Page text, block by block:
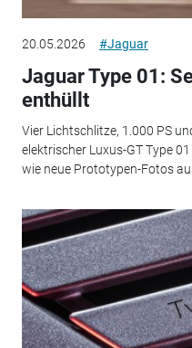
20.05.2026 #Jaguar
Jaguar Type 01:
enthüllt
Vier Lichtschlitze, 1.000 PS
elektrischer Luxus-GT Type
wie neue Prototypen-Fotos